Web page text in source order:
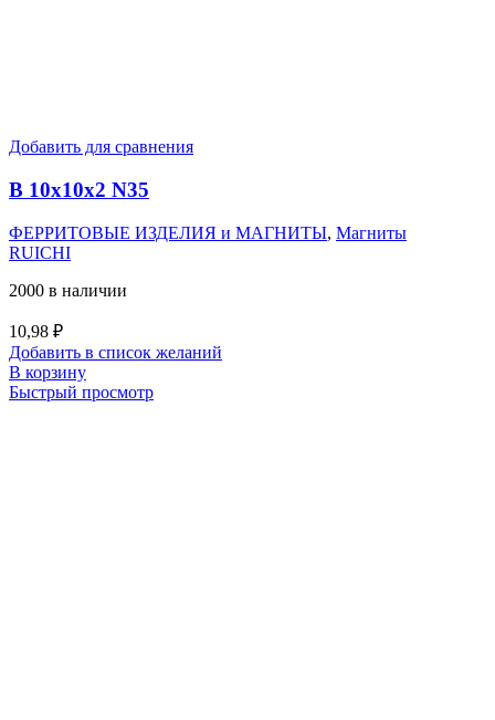
Добавить для сравнения
B 10x10x2 N35
ФЕРРИТОВЫЕ ИЗДЕЛИЯ и МАГНИТЫ, Магниты
RUICHI
2000 в наличии
10,98 ₽
Добавить в список желаний
В корзину
Быстрый просмотр